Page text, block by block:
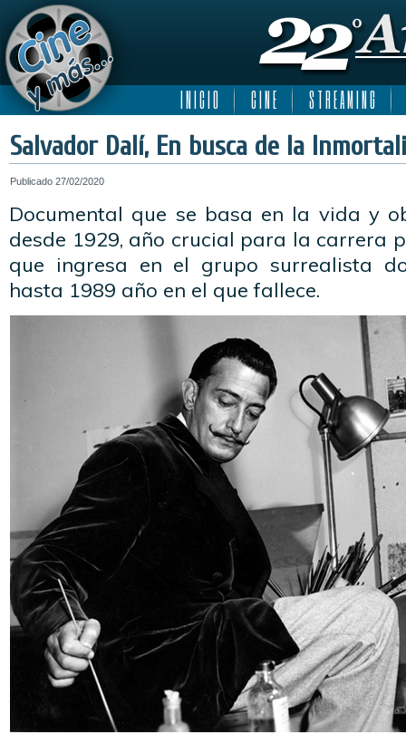
I N I C I O C I N E S T R E A M I N G
Salvador Dalí, En busca de la
Publicado 27/02/2020
Documental que se basa en la vida y
desde 1929, año crucial para la carrera
que ingresa en el grupo surrealista
hasta 1989 año en el que fallece.